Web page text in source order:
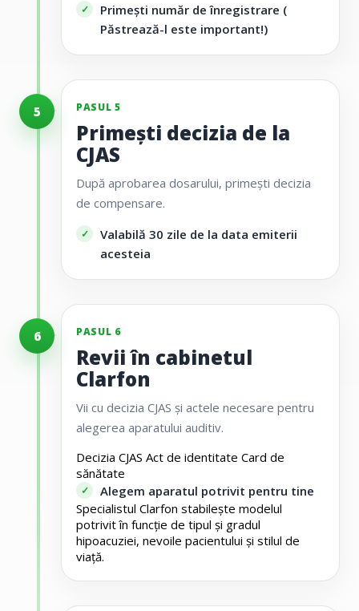
Primești număr de înregistrare (
Păstrează-l este important!)
5 PASUL 5
Primești decizia de la
CJAS
După aprobarea dosarului, primești decizia
de compensare.
Valabilă 30 zile de la data emiterii
acesteia
6 PASUL 6
Revii în cabinetul
Clarfon
Vii cu decizia CJAS și actele necesare pentru
alegerea aparatului auditiv.
Decizia CJAS Act de identitate Card de
sănătate
Alegem aparatul potrivit pentru tine
Specialistul Clarfon stabilește modelul
potrivit în funcție de tipul și gradul
hipoacuziei, nevoile pacientului și stilul de
viață.